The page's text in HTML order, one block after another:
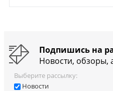
Подпишись на
Новости, обзоры,
Выберите рассылку:
Новости